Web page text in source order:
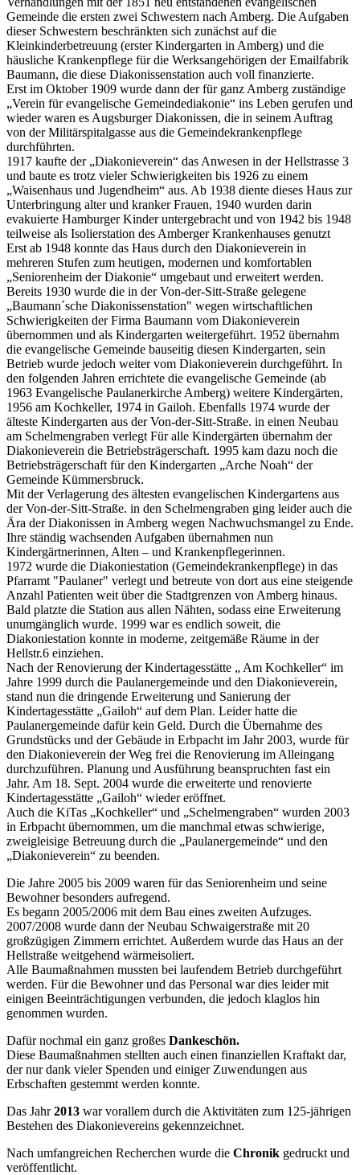
Gemeinde die ersten zwei Schwestern nach Amberg. Die Aufgaben
dieser Schwestern beschränkten sich zunächst auf die
Kleinkinderbetreuung (erster Kindergarten in Amberg) und die
häusliche Krankenpflege für die Werksangehörigen der Emailfabrik
Baumann, die diese Diakonissenstation auch voll finanzierte.
Erst im Oktober 1909 wurde dann der für ganz Amberg zuständige
„Verein für evangelische Gemeindediakonie“ ins Leben gerufen und
wieder waren es Augsburger Diakonissen, die in seinem Auftrag
von der Militärspitalgasse aus die Gemeindekrankenpflege
durchführten.
1917 kaufte der „Diakonieverein“ das Anwesen in der Hellstrasse 3
und baute es trotz vieler Schwierigkeiten bis 1926 zu einem
„Waisenhaus und Jugendheim“ aus. Ab 1938 diente dieses Haus zur
Unterbringung alter und kranker Frauen, 1940 wurden darin
evakuierte Hamburger Kinder untergebracht und von 1942 bis 1948
teilweise als Isolierstation des Amberger Krankenhauses genutzt
Erst ab 1948 konnte das Haus durch den Diakonieverein in
mehreren Stufen zum heutigen, modernen und komfortablen
„Seniorenheim der Diakonie“ umgebaut und erweitert werden.
Bereits 1930 wurde die in der Von-der-Sitt-Straße gelegene
„Baumann´sche Diakonissenstation" wegen wirtschaftlichen
Schwierigkeiten der Firma Baumann vom Diakonieverein
übernommen und als Kindergarten weitergeführt. 1952 übernahm
die evangelische Gemeinde bauseitig diesen Kindergarten, sein
Betrieb wurde jedoch weiter vom Diakonieverein durchgeführt. In
den folgenden Jahren errichtete die evangelische Gemeinde (ab
1963 Evangelische Paulanerkirche Amberg) weitere Kindergärten,
1956 am Kochkeller, 1974 in Gailoh. Ebenfalls 1974 wurde der
älteste Kindergarten aus der Von-der-Sitt-Straße. in einen Neubau
am Schelmengraben verlegt Für alle Kindergärten übernahm der
Diakonieverein die Betriebsträgerschaft. 1995 kam dazu noch die
Betriebsträgerschaft für den Kindergarten „Arche Noah“ der
Gemeinde Kümmersbruck.
Mit der Verlagerung des ältesten evangelischen Kindergartens aus
der Von-der-Sitt-Straße. in den Schelmengraben ging leider auch die
Ära der Diakonissen in Amberg wegen Nachwuchsmangel zu Ende.
Ihre ständig wachsenden Aufgaben übernahmen nun
Kindergärtnerinnen, Alten – und Krankenpflegerinnen.
1972 wurde die Diakoniestation (Gemeindekrankenpflege) in das
Pfarramt "Paulaner" verlegt und betreute von dort aus eine steigende
Anzahl Patienten weit über die Stadtgrenzen von Amberg hinaus.
Bald platzte die Station aus allen Nähten, sodass eine Erweiterung
unumgänglich wurde. 1999 war es endlich soweit, die
Diakoniestation konnte in moderne, zeitgemäße Räume in der
Hellstr.6 einziehen.
Nach der Renovierung der Kindertagesstätte „ Am Kochkeller“ im
Jahre 1999 durch die Paulanergemeinde und den Diakonieverein,
stand nun die dringende Erweiterung und Sanierung der
Kindertagesstätte „Gailoh“ auf dem Plan. Leider hatte die
Paulanergemeinde dafür kein Geld. Durch die Übernahme des
Grundstücks und der Gebäude in Erbpacht im Jahr 2003, wurde für
den Diakonieverein der Weg frei die Renovierung im Alleingang
durchzuführen. Planung und Ausführung beanspruchten fast ein
Jahr. Am 18. Sept. 2004 wurde die erweiterte und renovierte
Kindertagesstätte „Gailoh“ wieder eröffnet.
Auch die KiTas „Kochkeller“ und „Schelmengraben“ wurden 2003
in Erbpacht übernommen, um die manchmal etwas schwierige,
zweigleisige Betreuung durch die „Paulanergemeinde“ und den
„Diakonieverein“ zu beenden.
Die Jahre 2005 bis 2009 waren für das Seniorenheim und seine
Bewohner besonders aufregend.
Es begann 2005/2006 mit dem Bau eines zweiten Aufzuges.
2007/2008 wurde dann der Neubau Schwaigerstraße mit 20
großzügigen Zimmern errichtet. Außerdem wurde das Haus an der
Hellstraße weitgehend wärmeisoliert.
Alle Baumaßnahmen mussten bei laufendem Betrieb durchgeführt
werden. Für die Bewohner und das Personal war dies leider mit
einigen Beeinträchtigungen verbunden, die jedoch klaglos hin
genommen wurden.
Dafür nochmal ein ganz großes Dankeschön.
Diese Baumaßnahmen stellten auch einen finanziellen Kraftakt dar,
der nur dank vieler Spenden und einiger Zuwendungen aus
Erbschaften gestemmt werden konnte.
Das Jahr2013 war vorallem durch die Aktivitäten zum 125-jährigen
Bestehen des Diakonievereins gekennzeichnet.
Nach umfangreichen Recherchen wurde die Chronik gedruckt und
veröffentlicht.